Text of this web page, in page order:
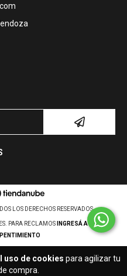
uso de cookies para agilizar tu
compra.
LOS DERECHOS RESERVADOS.
PARA RECLAMOS
INGRESÁ ACÁ.